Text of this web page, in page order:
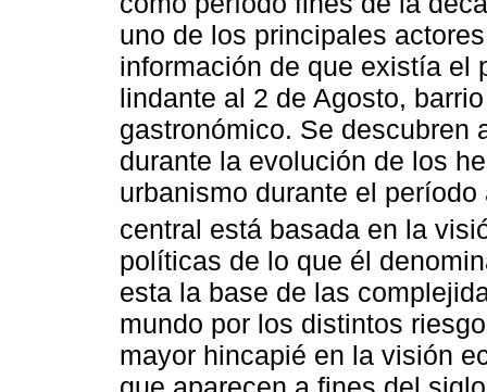
uno de los principales
información de que existía el
lindante al 2 de Agosto,
gastronómico. Se descubren
durante la evolución de los
urbanismo durante el
central está basada en la
políticas de lo que él
esta la base de las
mundo por los distintos
mayor hincapié en la visión